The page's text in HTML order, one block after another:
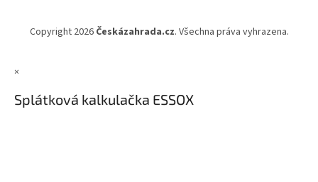
Copyright 2026 Českázahrada.cz. Všechna práva vyhrazena.
×
Splátková kalkulačka ESSOX